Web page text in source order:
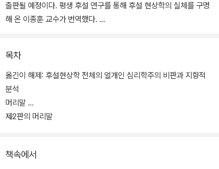
출판될 예정이다. 평생 후설 연구를 통해 후설 현상학의 실체를 구명
해 온 이종훈 교수가 번역했다.
통 철학의 심화된 형태로 간주되든, 다양한 ‘현상학운동’으로 왕성하
게 발전하면서 현대의 철학뿐 아니라 인문?사회과학과 문화예술 전
반에 매우 깊은 영향을 지속적으로 끼쳐 왔으며 우리나라에도 현상학
과 현상학자 관련 연구나 서적이 많이 소개되었다. 그러나 정작 현상
학의 창시자인 후설을 본격적으로 다룬 연구는 미미해 후설현상학이
두꺼운 껍질에 에워싸여 있다.
목차
옮긴이 해제: 후설현상학 전체의 얼개인 심리학주의 비판과 지향적
분석
머리말
제2판의 머리말
책속에서